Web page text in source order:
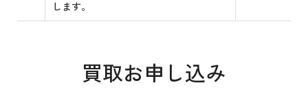
します。
買取お申し込み